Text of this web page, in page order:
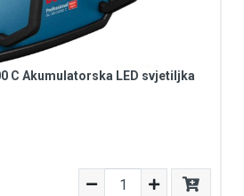
C Akumulatorska LED svjetiljka